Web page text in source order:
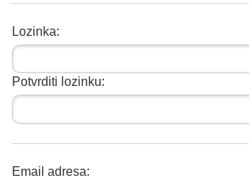
Lozinka:
Potvrditi lozinku:
Email adresa: